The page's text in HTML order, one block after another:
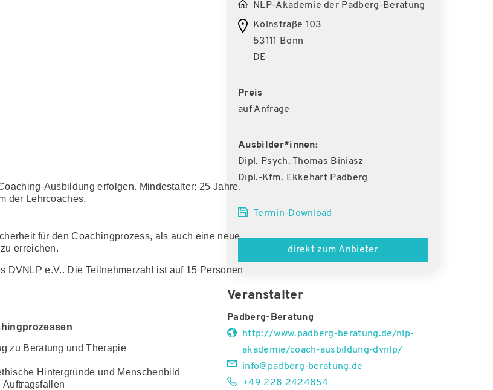
NLP-Akademie der Padberg-Beratung
Kölnstraße 103
53111 Bonn
DE
Preis
auf Anfrage
Ausbilder*innen:
Dipl. Psych. Thomas Biniasz
Dipl.-Kfm. Ekkehart Padberg
Termin-Download
direkt zum Anbieter
Veranstalter
Padberg-Beratung
http://www.padberg-beratung.de/nlp-
akademie/coach-ausbildung-dvnlp/
info@padberg-beratung.de
+49 228 2424854
Ausbildung erfolgen. Mindestalter: 25 Jahre.
der Lehrcoaches.
für den Coachingprozess, als auch eine neue
erreichen.
e.V.. Die Teilnehmerzahl ist auf 15 Personen
zu Beratung und Therapie
Hintergründe und Menschenbild
Auftragsfallen